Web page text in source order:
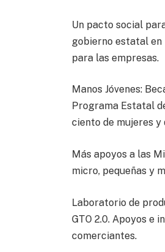
Un pacto social
gobierno estatal en
para las empresas.
Manos Jóvenes:
Programa Estatal
ciento de mujeres y
Más apoyos a las
micro, pequeñas y
Laboratorio de
GTO 2.0. Apoyos e
comerciantes.